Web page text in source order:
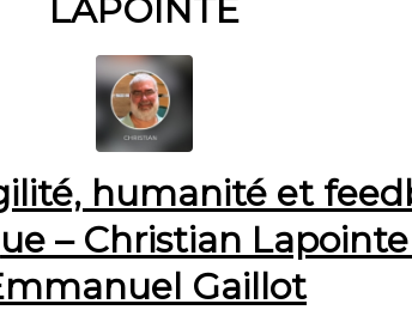
LAPOINTE
humanité et
– Christian
Gaillot